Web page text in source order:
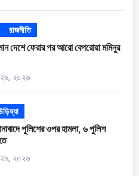
রাজনীতি
দেশে ফেরার পর আরো বেপরোয়া মমিনুর
২০২৬
পুলিশের ওপর হামলা, ৬ পুলিশ
২০২৬